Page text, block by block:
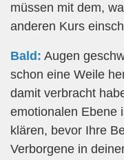
müssen mit dem,
anderen Kurs
Bald: Augen
schon eine Weile
damit verbracht
emotionalen Ebene
klären, bevor Ihre
Verborgene in